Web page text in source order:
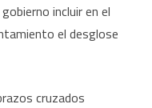
incluir en el
el desglose
cruzados